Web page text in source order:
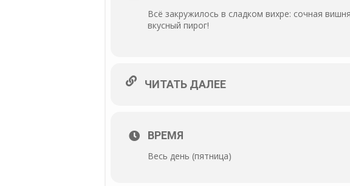
Всё закружилось в сладком вихре: сочная
вкусный пирог!
ЧИТАТЬ ДАЛЕЕ
ВРЕМЯ
Весь день (пятница)